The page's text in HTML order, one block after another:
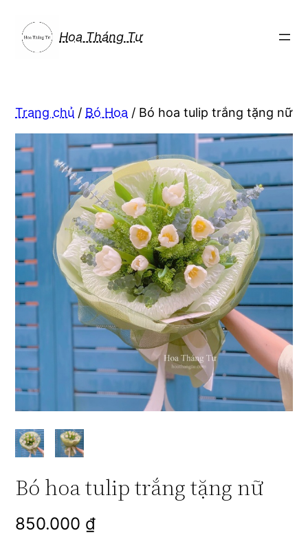
phần
Hoa Tháng Tư
Trang chủ / Bó Hoa / Bó hoa tulip trắng tặng nữ
Bó hoa tulip trắng tặng nữ
850.000 ₫